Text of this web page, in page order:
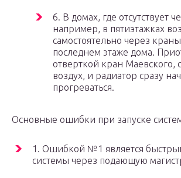
6. В домах, где отсутствует
например, в пятиэтажках
самостоятельно через
последнем этаже дома.
отверткой кран Маевского,
воздух, и радиатор сразу
прогреваться.
Основные ошибки при запуске
1. Ошибкой №1 является
системы через подающую